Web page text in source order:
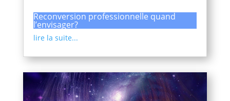
Reconversion professionnelle quand
l’envisager?
lire la suite...